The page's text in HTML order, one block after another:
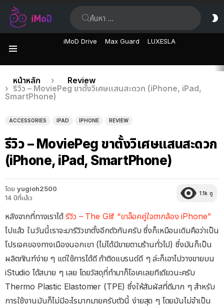
iMoD Drive Max Guard LUXESLA
เรื่อง
ล่าสุด
คุณอยู่ที่นี่:
หน้าหลัก
Review
รีวิว – MoviePeg ขาตั้งวิเศษแสนสะดวก (iPhone, iPad,
SmartPhone)
ACCESSORIES IPAD IPHONE REVIEW
รีวิว – MoviePeg ขาตั้งวิเศษแสนสะดวก
(iPhone, iPad, SmartPhone)
โดย yugioh2500
14 ปีที่แล้ว
1.1k ดู
หลังจากที่ทางเราได้รีวิว – The Glif “ขาล็อคคู่ใจตากล้อง iPhone”
ไปแล้ว ในวันนี้เราจะมารีวิวขาตั้งอีกตัวกันครับ ซึ่งก็เหมือนเดิมคือว่าเป็น
โปรเจคของทางเมืองนอกเขา (ไม่ได้มีขายตามร้านทั่วไป) ซึ่งมันก็เป็น
ผลิตภัณฑ์ง่าย ๆ แต่ใช้การได้ดี ถ้าติดแบรนด์ดี ๆ ล่ะก็เอาไปวางขายบน
iStudio ได้สบาย ๆ เลย โดยวัสดุที่ทำมาก็โอเคเลยทีเดียวนะครับ
Thermo Plastic Elastomer (TPE) ซึ่งให้สัมผัสที่ดีมาก ๆ สำหรับ
การใช้งานมันก็ไม่มีอะไรมากมายครับตัวนี้ ง่ายสุด ๆ โดยมันไม่จำเป็น